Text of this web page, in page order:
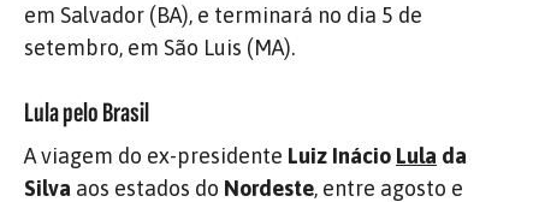
em Salvador (BA), e terminará no dia 5 de
setembro, em São Luis (MA).
Lula pelo Brasil
A viagem do ex-presidente Luiz Inácio Lula da
Silva aos estados do Nordeste, entre agosto e